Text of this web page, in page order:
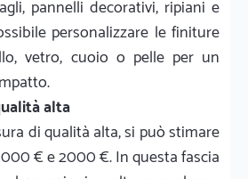
pannelli decorativi, ripiani e
personalizzare le finiture
vetro, cuoio o pelle per un
alta
di qualità alta, si può stimare
€ e 2000 €. In questa fascia